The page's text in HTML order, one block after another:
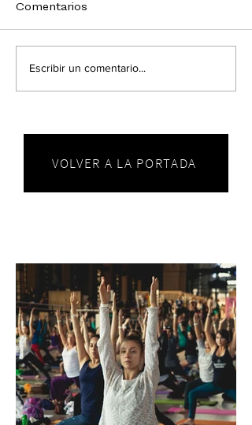
Comentarios
Escribir un comentario...
VOLVER A LA PORTADA